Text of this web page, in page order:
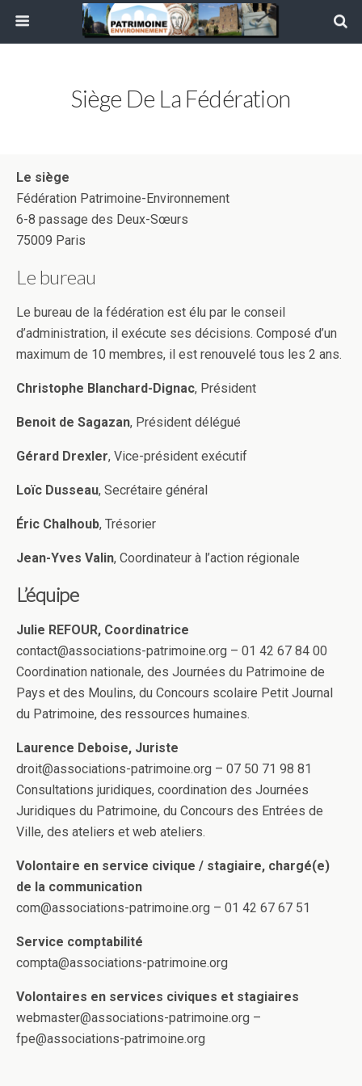
Siège De La Fédération
Le siège
Fédération Patrimoine-Environnement
6-8 passage des Deux-Sœurs
75009 Paris
Le bureau
Le bureau de la fédération est élu par le conseil
d’administration, il exécute ses décisions. Composé d’un
maximum de 10 membres, il est renouvelé tous les 2 ans.
Christophe Blanchard-Dignac, Président
Benoit de Sagazan, Président délégué
Gérard Drexler, Vice-président exécutif
Loïc Dusseau, Secrétaire général
Éric Chalhoub, Trésorier
Jean-Yves Valin, Coordinateur à l’action régionale
L’équipe
Julie REFOUR, Coordinatrice
contact@associations-patrimoine.org – 01 42 67 84 00
Coordination nationale, des Journées du Patrimoine de
Pays et des Moulins, du Concours scolaire Petit Journal
du Patrimoine, des ressources humaines.
Laurence Deboise, Juriste
droit@associations-patrimoine.org – 07 50 71 98 81
Consultations juridiques, coordination des Journées
Juridiques du Patrimoine, du Concours des Entrées de
Ville, des ateliers et web ateliers.
Volontaire en service civique / stagiaire, chargé(e)
de la communication
com@associations-patrimoine.org – 01 42 67 67 51
Service comptabilité
compta@associations-patrimoine.org
Volontaires en services civiques et stagiaires
webmaster@associations-patrimoine.org –
fpe@associations-patrimoine.org